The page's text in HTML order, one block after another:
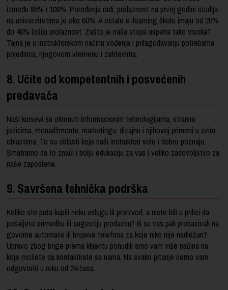
između 95% i 100%. Poređenja radi, prolaznost na prvoj godini studija
na univerzitetima je oko 60%. A ostale e-learning škole imaju od 20%
do 40% lošiju prolaznost. Zašto je naša stopa uspeha tako visoka?
Tajna je u instruktorskom načinu vođenja i prilagođavanju potrebama
pojedinca, njegovom vremenu i zahtevima.
8. Učite od kompetentnih i posvećenih
predavača
Naši kursevi su okrenuti informacionim tehnologijama, stranim
jezicima, menadžmentu, marketingu, dizajnu i njihovoj primeni u svim
oblastima. To su oblasti koje naši instruktori vole i dobro poznaju.
Smatramo da to znači i bolju edukaciju za vas i veliko zadovoljstvo za
naše zaposlene.
9. Savršena tehnička podrška
Koliko ste puta kupili neku uslugu ili proizvod, a niste bili u prilici da
pošaljete primedbu ili sugestiju prodavcu? Ili su vas pak prebacivali na
govorne automate ili brojeve telefona za koje niko nije nadležan?
Upravo zbog brige prema klijentu ponudili smo vam više načina na
koje možete da kontaktirate sa nama. Na svako pitanje ćemo vam
odgovoriti u roku od 24 časa.